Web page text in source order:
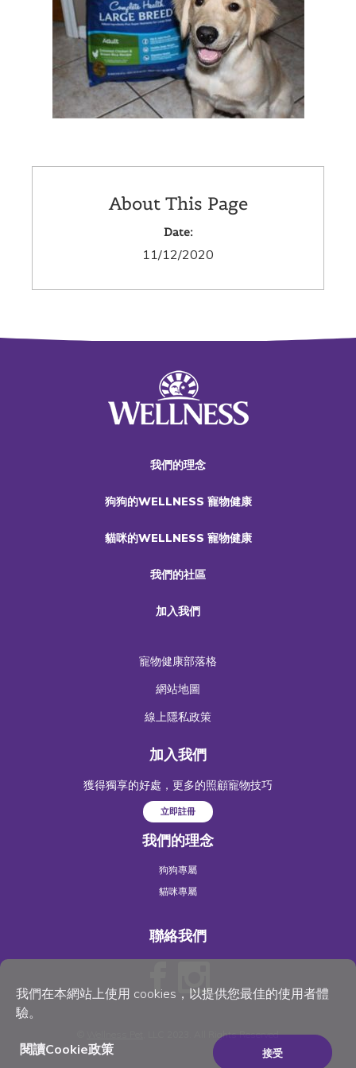
我們在本網站上使用 cookies，以提供您最佳的使用者體
驗。
閱讀Cookie政策 接受
About This Page
Date:
11/12/2020
我們的理念
狗狗的WELLNESS 寵物健康
貓咪的WELLNESS 寵物健康
我們的社區
加入我們
寵物健康部落格
網站地圖
線上隱私政策
加入我們
獲得獨享的好處，更多的照顧寵物技巧
立即註冊
我們的理念
狗狗專屬
貓咪專屬
聯絡我們
, LLC 2023. All Rights Reserved